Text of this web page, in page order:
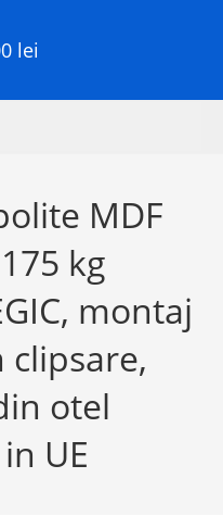
lei
MDF
kg
montaj
otel
UE